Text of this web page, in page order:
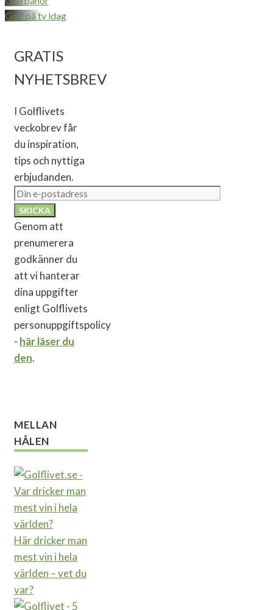
Golf på tv idag
GRATIS
NYHETSBREV
I Golflivets
veckobrev får
du inspiration,
tips och nyttiga
erbjudanden.
Genom att
prenumerera
godkänner du
att vi hanterar
dina uppgifter
enligt Golflivets
personuppgiftspolicy
- här läser du
den.
MELLAN
HÅLEN
Här dricker man
mest vin i hela
världen – vet du
var?